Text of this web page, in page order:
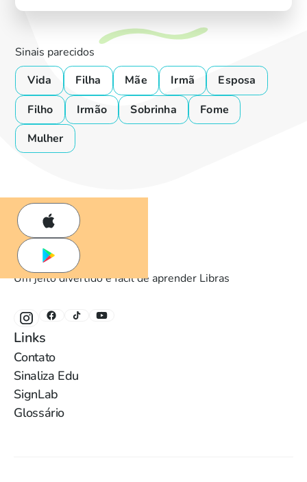
Sinais parecidos
Vida
Filha Mãe Irmã
Esposa
Filho
Irmão Sobrinha
Fome
Mulher
Um jeito divertido e fácil de aprender Libras
Links
Contato
Sinaliza Edu
SignLab
Glossário